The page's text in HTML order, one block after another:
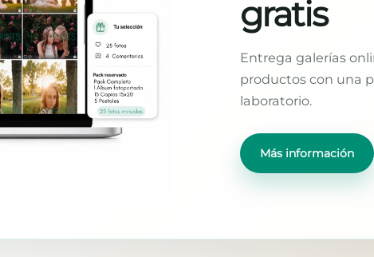
gratis
Entrega galerías
productos con una
laboratorio.
Más información